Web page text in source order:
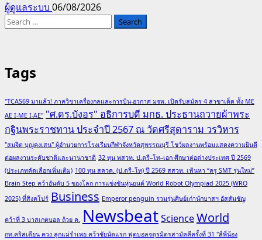
ผู้ดูแลระบบ 06/08/2026
Search
Tags
"TCAS69 มาแล้ว! ภาควิชาเครื่องกลและการบิน-อวกาศ มจพ. เปิดรับสมัคร 4 สาขาเด็ด ทั้ง ME
AE I-ME I-AE" "ศ.ดร.บังอร" อธิการบดี มกธ. ประธานถวายผ้าพระ
กฐินพระราชทาน ประจำปี 2567 ณ วัดศรีสุดาราม วรวิหาร
"สมจิต บุญคงเสน" ผู้อำนวยการโรงเรียนกีฬาจังหวัดสุพรรณบุรี โชว์ผลงานพร้อมแสดงความยินดี
ต่อผลงานระดับชาติและนานาชาติ 32 ทุน พสวท. ป.ตรี–โท–เอก ศึกษาต่อต่างประเทศ ปี 2569
(ประเภทคัดเลือกเพิ่มเติม) 100 ทุน สควค. (ป.ตรี–โท) ปี 2569 สสวท. เฟ้นหา “ครู SMT รุ่นใหม่”
Brain Step คว้าอันดับ 5 ของโลก การแข่งขันหุ่นยนต์ World Robot Olympiad 2025 (WRO
2025) ที่สิงคโปร์ Business Emperor penguin รวมรุ่นศิษย์เก่านักบาสฯ อัสสัมชัญ
คว้าที่ 3 บาสเกตบอล ถ้วย ค. NewsbeatScienceWorld
กท.คริสเตียน ควง ลูกแม่รำเพย คว้าชัยนัดแรก ฟุตบอลจตุรมิตรสามัคคีครั้งที่ 31 "สี่พี่น้อง